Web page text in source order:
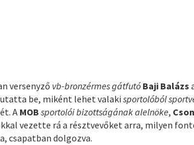
versenyző vb-bronzérmes gátfutó Baji Balázs
be, miként lehet valakisportolóból
AMOB sportolói bizottságának alelnöke,
vezette rá a résztvevőket arra, milyen
csapatban dolgozva.